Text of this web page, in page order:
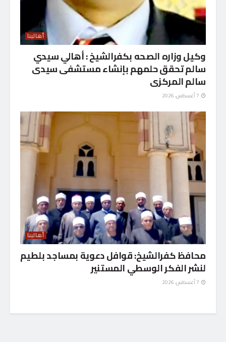
أهالينا
وكيل وزاره الصحه بكفرالشيخ : أهالي سيدي
سالم تحقق حلمهم بإنشاء مستشفى سيدى
سالم المركزى
أهالينا
محافظ كفرالشيخ: قوافل دعوية بمساجد بلطيم
لنشر الفكر الوسطي المستنير